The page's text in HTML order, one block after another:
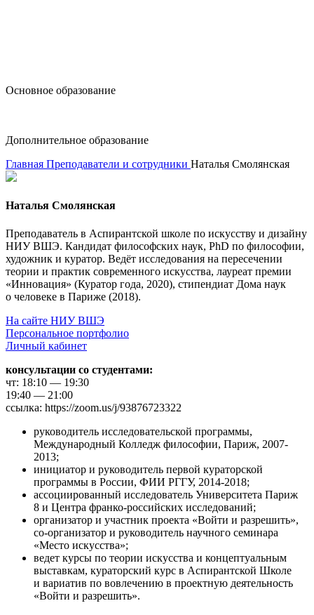
Основное образование
Дополнительное образование
Главная Преподаватели и сотрудники Наталья Смолянская
Наталья Смолянская
Преподаватель в Аспирантской школе по искусству и дизайну
НИУ ВШЭ. Кандидат философских наук, PhD по философии,
художник и куратор. Ведёт исследования на пересечении
теории и практик современного искусства, лауреат премии
«Инновация» (Куратор года, 2020), стипендиат Дома наук
о человеке в Париже (2018).
На сайте НИУ ВШЭ
Персональное портфолио
Личный кабинет
консультации со студентами:
чт: 18:10 — 19:30
19:40 — 21:00
ссылка: https://zoom.us/j/93876723322
руководитель исследовательской программы,
Международный Колледж философии, Париж, 2007-
2013;
инициатор и руководитель первой кураторской
программы в России, ФИИ РГГУ, 2014-2018;
ассоциированный исследователь Университета Париж
8 и Центра франко-российских исследований;
организатор и участник проекта «Войти и разрешить»,
со-организатор и руководитель научного семинара
«Место искусства»;
ведет курсы по теории искусства и концептуальным
выставкам, кураторский курс в Аспирантской Школе
и вариатив по вовлечению в проектную деятельность
«Войти и разрешить».